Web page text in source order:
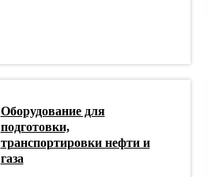
Оборудование для
подготовки,
транспортировки нефти и
газа